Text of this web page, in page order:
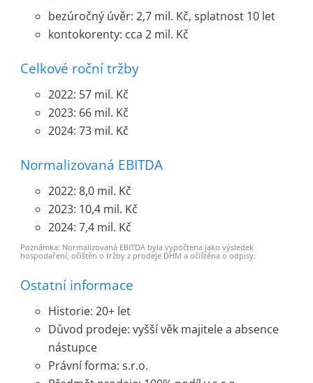
bezúročný úvěr: 2,7 mil. Kč, splatnost 10 let
kontokorenty: cca 2 mil. Kč
Celkové roční tržby
2022: 57 mil. Kč
2023: 66 mil. Kč
2024: 73 mil. Kč
Normalizovaná EBITDA
2022: 8,0 mil. Kč
2023: 10,4 mil. Kč
2024: 7,4 mil. Kč
Poznámka: Normalizovaná EBITDA byla vypočtena jako výsledek
hospodaření, očištěn o tržby z prodeje DHM a očištěna o odpisy.
Ostatní informace
Historie: 20+ let
Důvod prodeje: vyšší věk majitele a absence
nástupce
Právní forma: s.r.o.